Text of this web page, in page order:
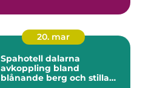
20. mar
Spahotell dalarna
avkoppling bland
blånande berg och stilla